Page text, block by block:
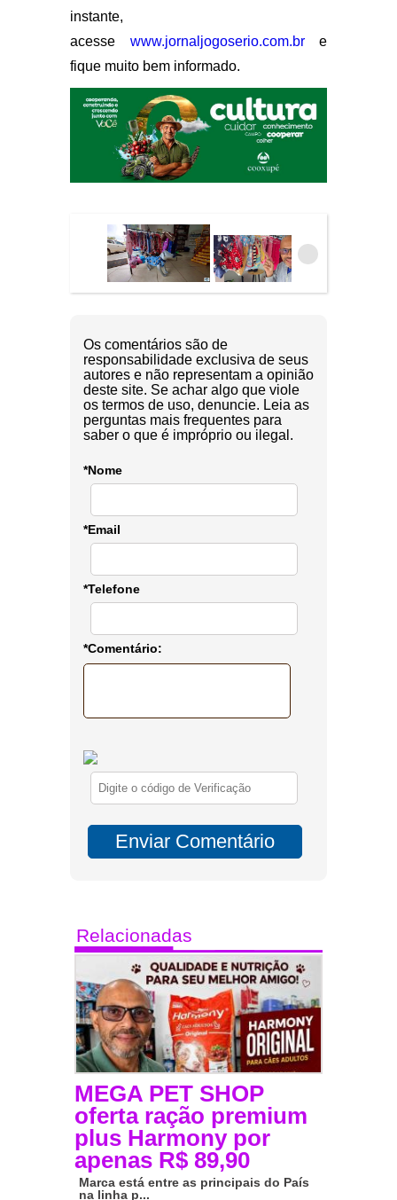
instante,
acesse www.jornaljogoserio.com.bre
fique muito bem informado.
Os comentários são de
responsabilidade exclusiva de seus
autores e não representam a opinião
deste site. Se achar algo que viole
os termos de uso, denuncie. Leia as
perguntas mais frequentes para
saber o que é impróprio ou ilegal.
*Nome
*Email
*Telefone
*Comentário:
Relacionadas
MEGA PET SHOP
oferta ração premium
plus Harmony por
apenas R$ 89,90
Marca está entre as principais do País
na linha p...